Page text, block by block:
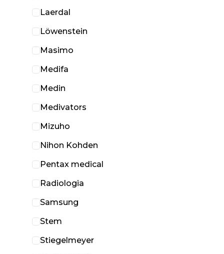
Laerdal
Löwenstein
Masimo
Medifa
Medin
Medivators
Mizuho
Nihon Kohden
Pentax medical
Radiologia
Samsung
Stem
Stiegelmeyer